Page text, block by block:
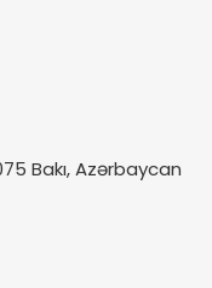
Bakı, Azərbaycan